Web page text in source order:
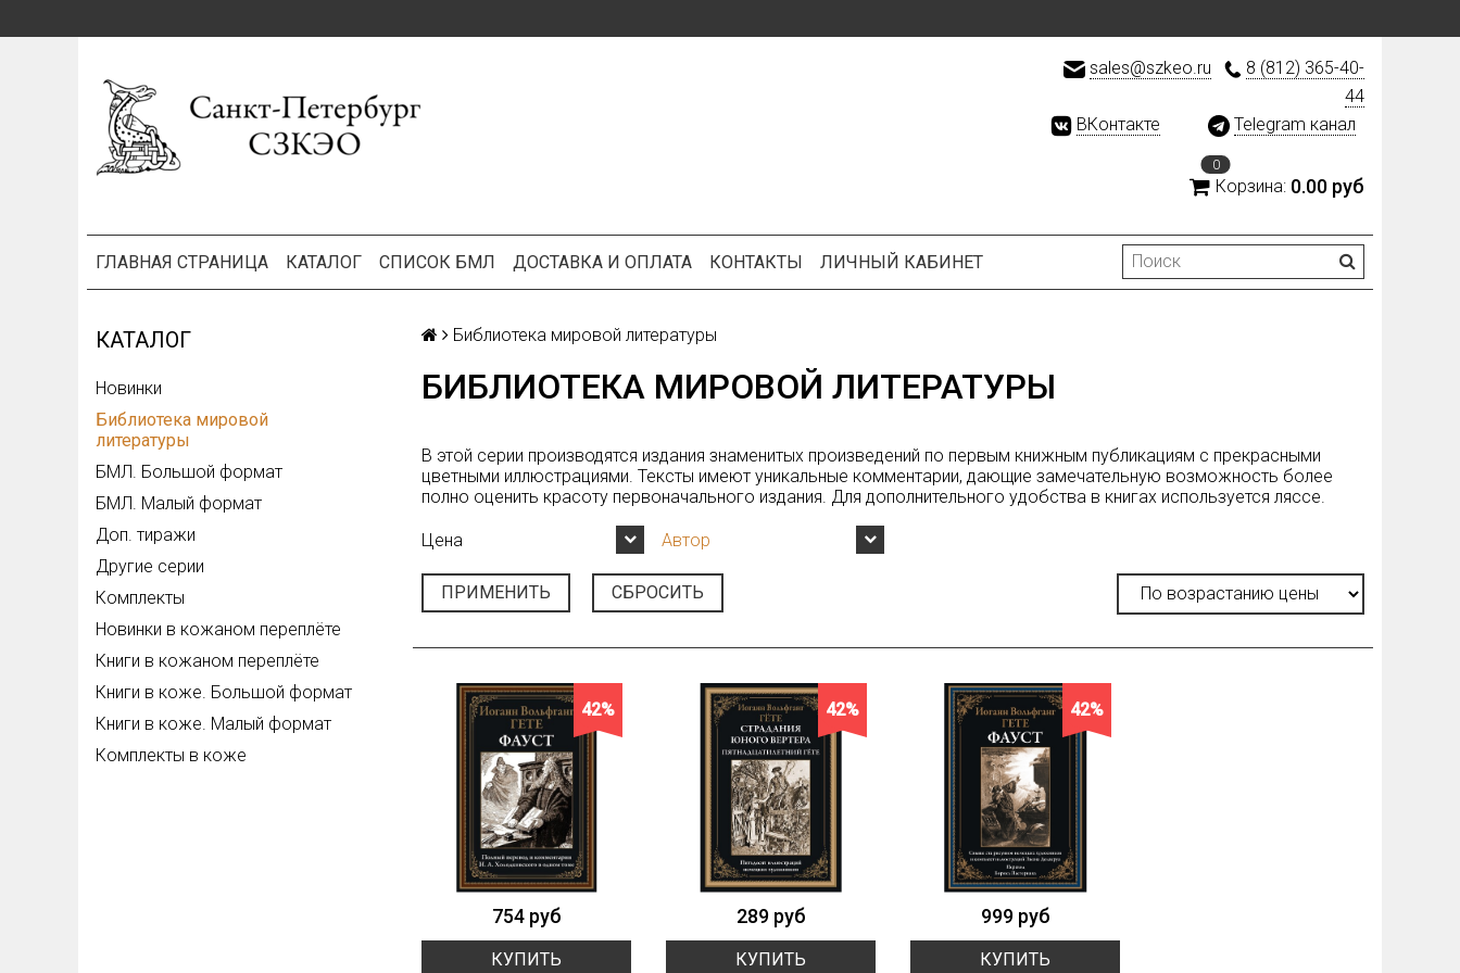
sales@szkeo.ru
8 (812) 365-40-
44
ВКонтакте
Telegram канал
0
Корзина: 0.00 руб
ГЛАВНАЯ СТРАНИЦА КАТАЛОГ СПИСОК БМЛ ДОСТАВКА И ОПЛАТА КОНТАКТЫ ЛИЧНЫЙ КАБИНЕТ
КАТАЛОГ
Новинки
Библиотека мировой
литературы
БМЛ. Большой формат
БМЛ. Малый формат
Доп. тиражи
Другие серии
Комплекты
Новинки в кожаном переплёте
Книги в кожаном переплёте
Книги в коже. Большой формат
Книги в коже. Малый формат
Комплекты в коже
Библиотека мировой литературы
БИБЛИОТЕКА МИРОВОЙ ЛИТЕРАТУРЫ
В этой серии производятся издания знаменитых произведений по первым книжным публикациям с прекрасными
цветными иллюстрациями. Тексты имеют уникальные комментарии, дающие замечательную возможность более
полно оценить красоту первоначального издания. Для дополнительного удобства в книгах используется ляссе.
Цена Автор
ПРИМЕНИТЬ СБРОСИТЬ
42%
754 руб
КУПИТЬ
42%
289 руб
КУПИТЬ
42%
999 руб
КУПИТЬ